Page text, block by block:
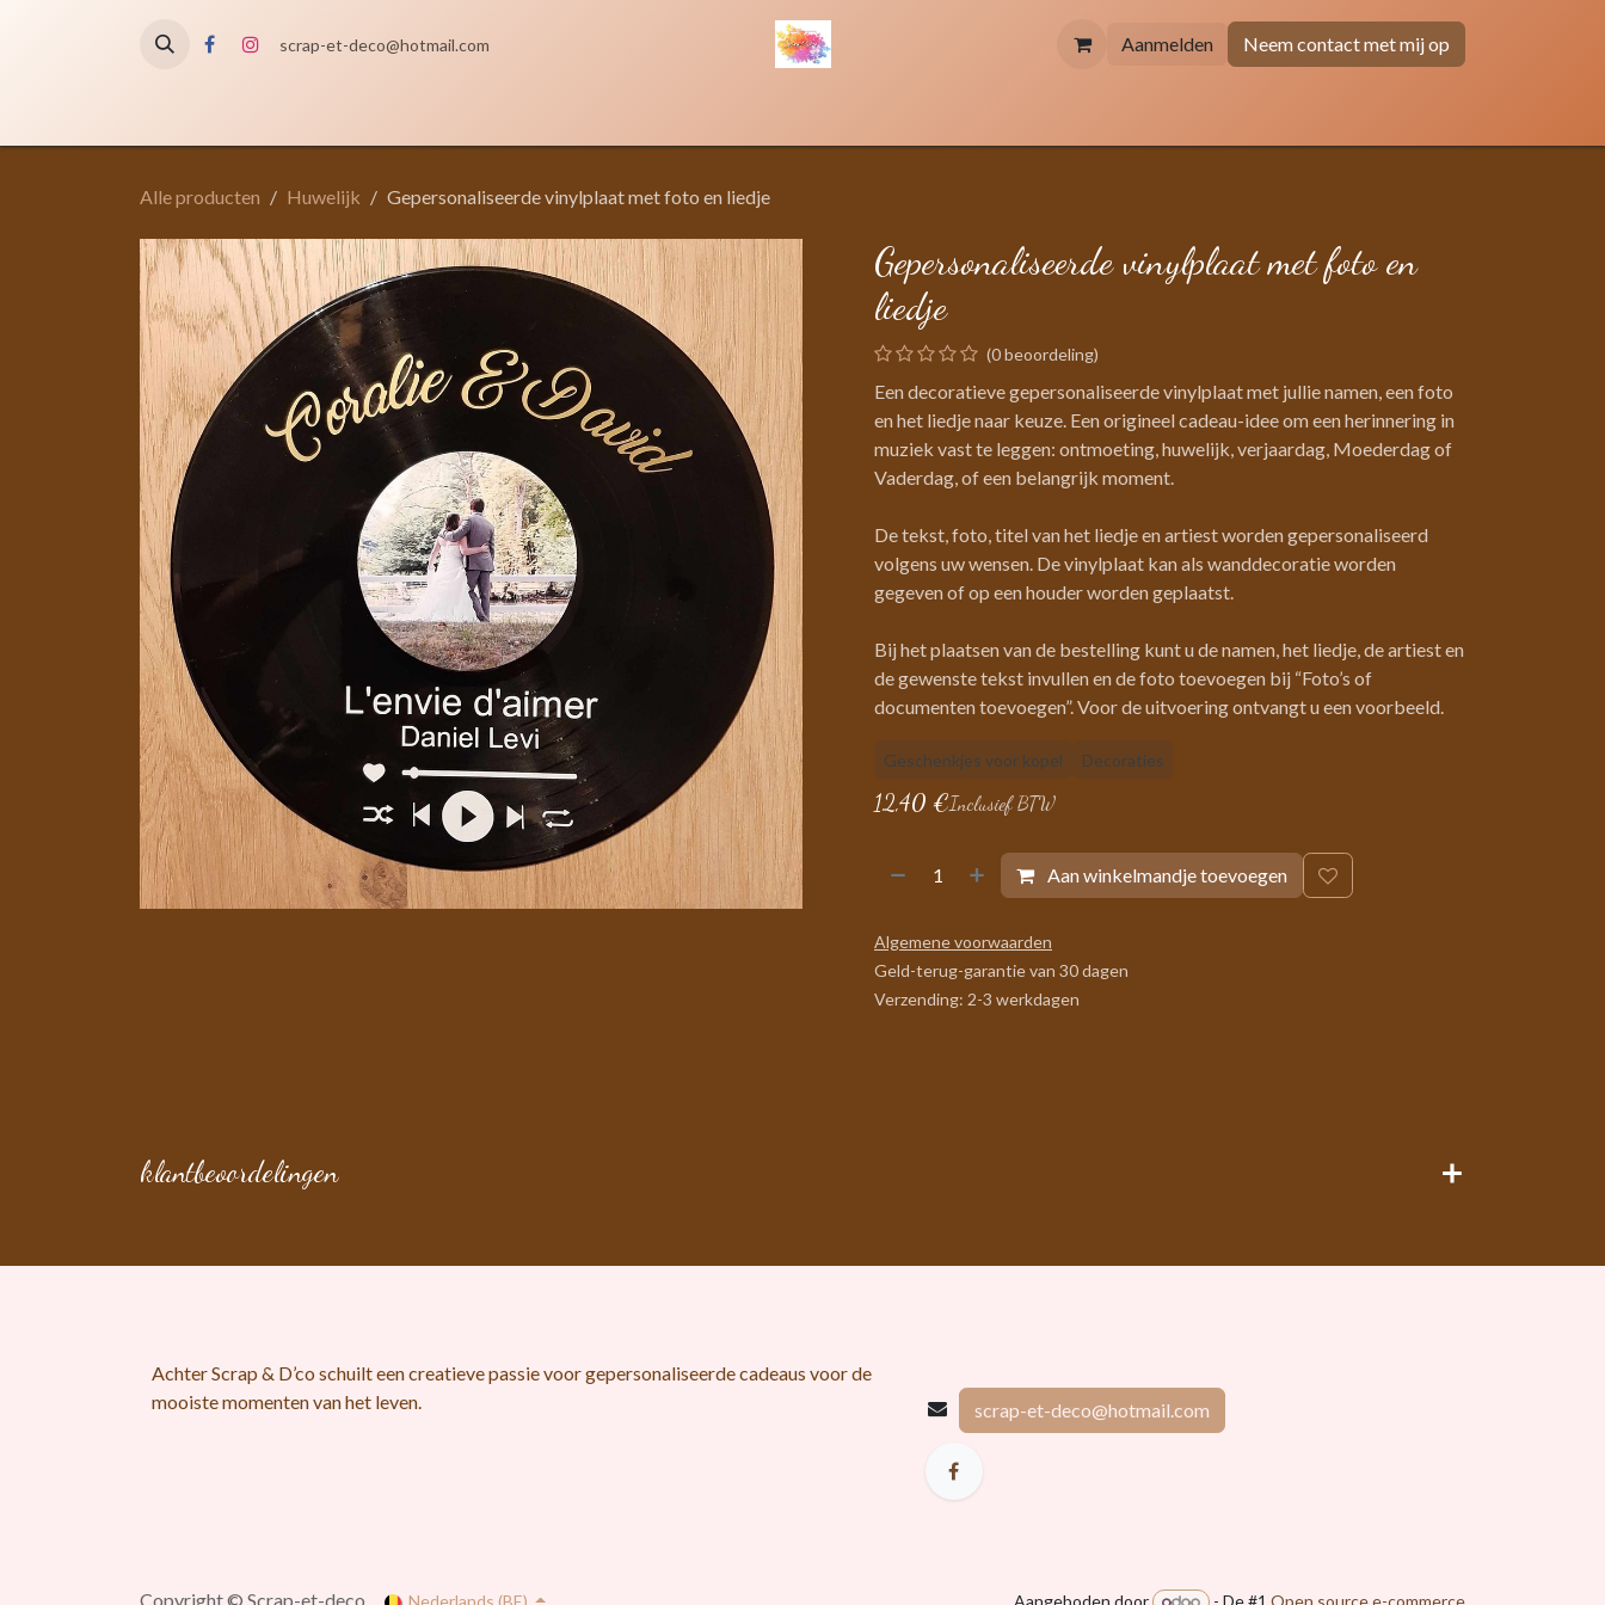
scrap-et-deco@hotmail.com Aanmelden Neem contact met mij op
Alle producten Huwelijk Gepersonaliseerde vinylplaat met foto en liedje
Gepersonaliseerde vinylplaat met foto en
liedje
(0 beoordeling)
Een decoratieve gepersonaliseerde vinylplaat met jullie namen, een foto
en het liedje naar keuze. Een origineel cadeau-idee om een herinnering in
muziek vast te leggen: ontmoeting, huwelijk, verjaardag, Moederdag of
Vaderdag, of een belangrijk moment.
De tekst, foto, titel van het liedje en artiest worden gepersonaliseerd
volgens uw wensen. De vinylplaat kan als wanddecoratie worden
gegeven of op een houder worden geplaatst.
Bij het plaatsen van de bestelling kunt u de namen, het liedje, de artiest en
de gewenste tekst invullen en de foto toevoegen bij “Foto’s of
documenten toevoegen”. Voor de uitvoering ontvangt u een voorbeeld.
Geschenkjes voor kopel Decoraties
12,40 €Inclusief BTW
Aan winkelmandje toevoegen
Algemene voorwaarden
Geld-terug-garantie van 30 dagen
Verzending: 2-3 werkdagen
klantbeoordelingen
Achter Scrap & D’co schuilt een creatieve passie voor gepersonaliseerde cadeaus voor de
mooiste momenten van het leven.
scrap-et-deco@hotmail.com
Copyright © Scrap-et-deco Nederlands (BE)